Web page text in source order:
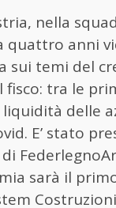
nella
quattro anni
sui temi del
fisco: tra le
liquidità delle
E’ stato
sarà il